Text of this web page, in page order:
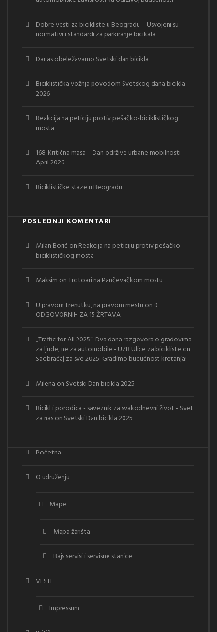
Dobre vesti za bicikliste u Beogradu – Usvojeni su
normativi i standardi za parkiranje bicikala
Danas obeležavamo Svetski dan bicikla
Biciklistička vožnja povodom Svetskog dana bicikla
2026
Reakcija na peticiju protiv pešačko-biciklističkog
mosta
168. Kritična masa – Dan održive urbane mobilnosti –
April 2026
Biciklističke staze u Beogradu
POSLEDNJI KOMENTARI
Milan Borić on Reakcija na peticiju protiv pešačko-
biciklističkog mosta
Maksim onTrotoari na Pančevačkom mostu
U pravom trenutku, na pravom mestu on 0
ODGOVORNIH ZA 15 ŽRTAVA
„Traffic for All 2025“: Dva dana razgovora o gradovima
za ljude, ne za automobile - UZB Ulice za bicikliste on
Saobraćaj za sve 2025: Gradimo budućnost kretanja!
Milena on Svetski Dan bicikla 2025
Bicikl i porodica - saveznik za svakodnevni život - Svet
za nason Svetski Dan bicikla 2025
Početna
O udruženju
Mape
Mapa žarišta
Bajs servisi i servisne stanice
VESTI
Impressum